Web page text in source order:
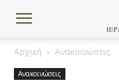
Αρχική Ανακοινώσεις
Ανακοινώσεις